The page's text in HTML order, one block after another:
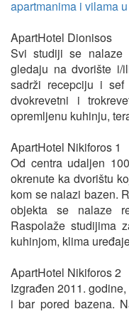
apartmanima i vilama
ApartHotel Dionisos
Svi studiji se
gledaju na dvorište i/
sadrži recepciju i
dvokrevetni i
opremljenu kuhinju,
ApartHotel Nikiforos 1
Od centra udaljen
okrenute ka dvorištu
kom se nalazi bazen.
objekta se nalaze
Raspolaže studijima
kuhinjom, klima
ApartHotel Nikiforos 2
Izgrađen 2011.
i bar pored bazena.